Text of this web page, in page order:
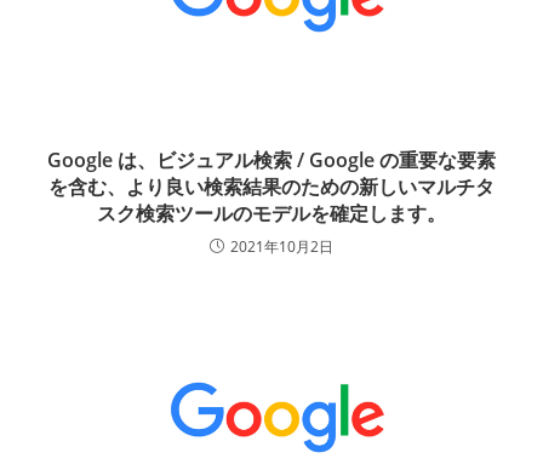
Google は、ビジュアル検索 / Google の重要な要素
を含む、より良い検索結果のための新しいマルチタ
スク検索ツールのモデルを確定します。
2021年10月2日